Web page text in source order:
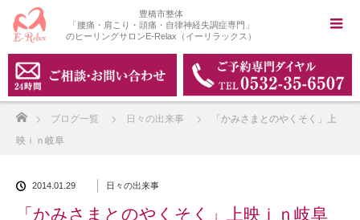
豊橋市整体
「腰痛・肩こり・頭痛・自律神経失調症専門」
のヒーリングサロンE-Relax（イーリラックス）
ブログ一覧 日々の出来事
「かみさまとのやくそく」上
映ｉｎ岐阜
2014.01.29 日々の出来事
「かみさまとのやくそく」上映ｉｎ岐阜